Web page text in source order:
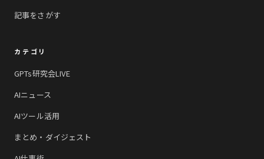
記事をさがす
カテゴリ
GPTs研究会LIVE
AIニュース
AIツール活用
まとめ・ダイジェスト